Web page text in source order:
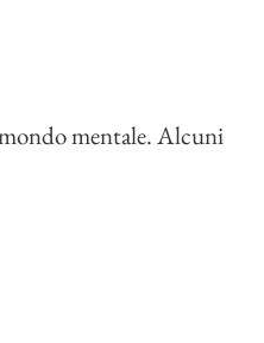
mentale. Alcuni